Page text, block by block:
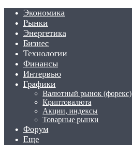
Экономика
Рынки
Энергетика
Бизнес
Технологии
Финансы
Интервью
Графики
Валютный рынок (форекс)
Криптовалюта
Акции, индексы
Товарные рынки
Форум
Еще